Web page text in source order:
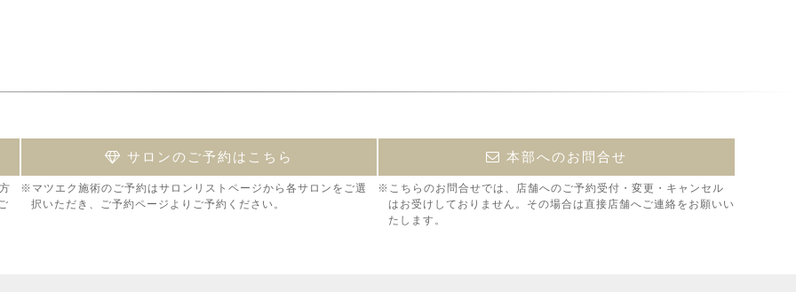
サロンのご予約はこちら
※マツエク施術のご予約はサロンリストページから各サロンをご選
択いただき、ご予約ページよりご予約ください。
本部へのお問合せ
※こちらのお問合せでは、店舗へのご予約受付・変更・キャンセル
はお受けしておりません。その場合は直接店舗へご連絡をお願いい
たします。